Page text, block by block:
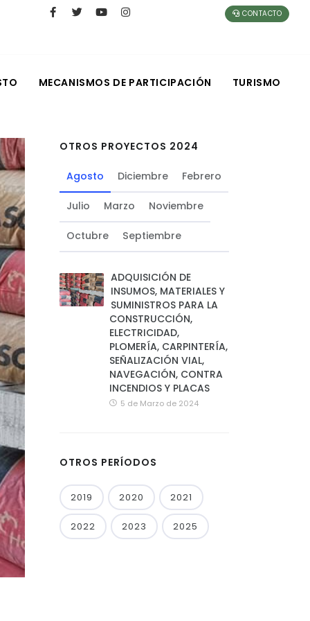
CONTACTO
MECANISMOS DE PARTICIPACIÓN TURISMO
OTROS PROYECTOS 2024
Agosto Diciembre Febrero
Julio Marzo Noviembre
Octubre Septiembre
ADQUISICIÓN DE
INSUMOS, MATERIALES Y
SUMINISTROS PARA LA
CONSTRUCCIÓN,
ELECTRICIDAD,
PLOMERÍA, CARPINTERÍA,
SEÑALIZACIÓN VIAL,
NAVEGACIÓN, CONTRA
INCENDIOS Y PLACAS
5 de Marzo de 2024
OTROS PERÍODOS
2019 2020 2021
2022 2023 2025